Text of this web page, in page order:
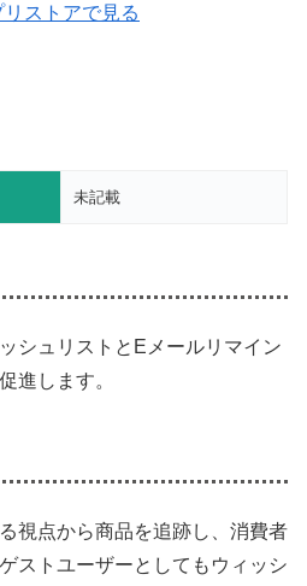
ストアで見る
未記載
シュリストとEメールリマイン
進します。
視点から商品を追跡し、消費者
ストユーザーとしてもウィッシ